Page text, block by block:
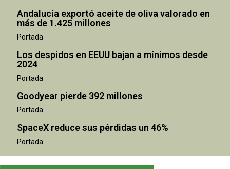
Andalucía exportó aceite de oliva valorado en
más de 1.425 millones
Portada
Los despidos en EEUU bajan a mínimos desde
2024
Portada
Goodyear pierde 392 millones
Portada
SpaceX reduce sus pérdidas un 46%
Portada